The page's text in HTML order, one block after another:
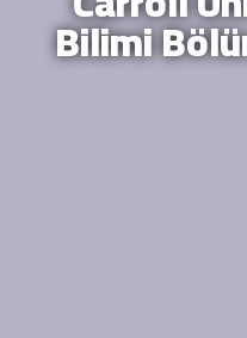
Bilimi